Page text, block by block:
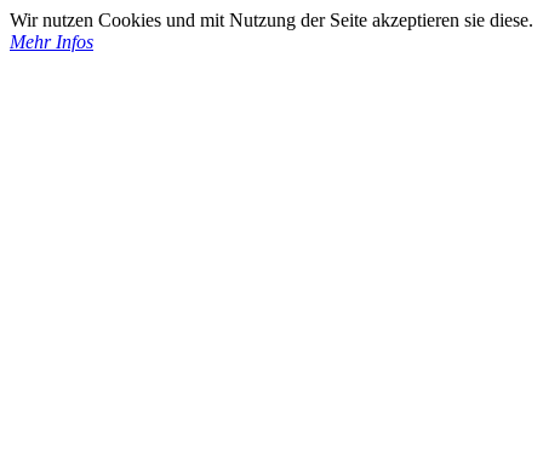
Wir nutzen Cookies und mit Nutzung der Seite akzeptieren sie diese.
Mehr Infos